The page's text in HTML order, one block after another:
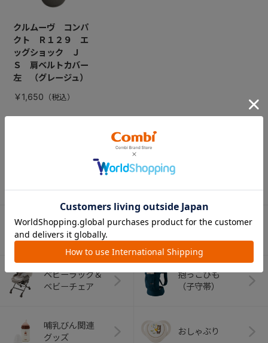
クルムーヴ コンパ
クト Ｒ１２９ エ
ッグショック Ｊ
Ｓ 肩ベルトカバー
左 （グレージュ）
￥1,650
CATEGORY
カテゴリー
（コンビ）
ベビーカー
ベビーラック＆
ベビーチェア
抱っこひも
（子守帯）
哺乳びん関連
グッズ
おしゃぶり